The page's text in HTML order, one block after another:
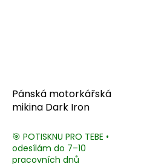
Pánská motorkářská
mikina Dark Iron
🎯 POTISKNU PRO TEBE •
odesílám do 7–10
pracovních dnů